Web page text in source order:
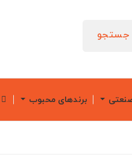
جستجو
برندهای محبوب